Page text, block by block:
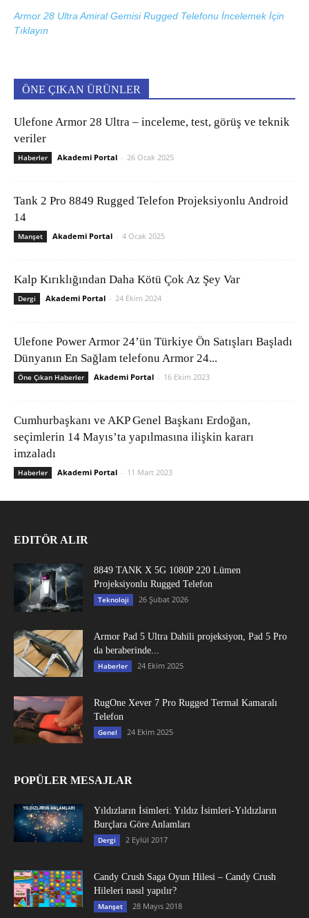
Armor 28 Ultra Amiral Gemisi Rugged Telefonu İncelemek İçin
Tıklayın
ÖNE ÇIKAN ÜRÜNLER
Ulefone Armor 28 Ultra – inceleme, test, görüş ve teknik
veriler
Haberler Akademi Portal - 26 Ocak 2025
Tank 2 Pro 8849 Rugged Telefon Projeksiyonlu Android
14
Manşet Akademi Portal - 4 Ocak 2025
Kalp Kırıklığından Daha Kötü Çok Az Şey Var
Dergi Akademi Portal - 24 Ekim 2024
Ulefone Power Armor 24’ün Türkiye Ön Satışları Başladı
Dünyanın En Sağlam telefonu Armor 24...
Öne Çıkan Haberler Akademi Portal - 16 Ekim 2023
Cumhurbaşkanı ve AKP Genel Başkanı Erdoğan,
seçimlerin 14 Mayıs’ta yapılmasına ilişkin kararı
imzaladı
Haberler Akademi Portal - 11 Mart 2023
EDITÖR ALIR
8849 TANK X 5G 1080P 220 Lümen
Projeksiyonlu Rugged Telefon
Teknoloji 26 Şubat 2026
Armor Pad 5 Ultra Dahili projeksiyon, Pad 5 Pro
da beraberinde...
Haberler 24 Ekim 2025
RugOne Xever 7 Pro Rugged Termal Kamaralı
Telefon
Genel 24 Ekim 2025
POPÜLER MESAJLAR
Yıldızların İsimleri: Yıldız İsimleri-Yıldızların
Burçlara Göre Anlamları
Dergi 2 Eylül 2017
Candy Crush Saga Oyun Hilesi – Candy Crush
Hileleri nasıl yapılır?
Manşet 28 Mayıs 2018